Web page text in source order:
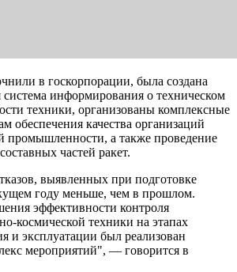
в госкорпорации, была создана
система информирования о техническом
техники, организованы комплексные
обеспечения качества организаций
промышленности, а также проведение
частей ракет.
выявленных при подготовке
году меньше, чем в прошлом.
эффективности контроля
космической техники на этапах
и эксплуатации был реализован
мероприятий", — говорится в